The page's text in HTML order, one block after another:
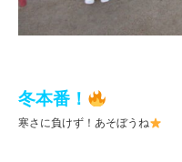
冬本番！
寒さに負けず！あそぼうね